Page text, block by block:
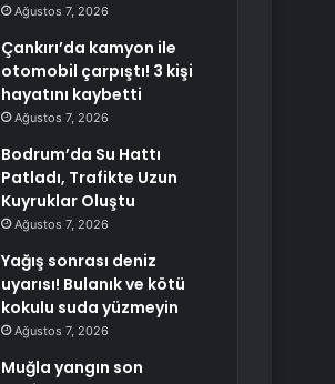
Ağustos 7, 2026
Çankırı’da kamyon ile
otomobil çarpıştı! 3 kişi
hayatını kaybetti
Ağustos 7, 2026
Bodrum’da Su Hattı
Patladı, Trafikte Uzun
Kuyruklar Oluştu
Ağustos 7, 2026
Yağış sonrası deniz
uyarısı! Bulanık ve kötü
kokulu suda yüzmeyin
Ağustos 7, 2026
Muğla yangın son